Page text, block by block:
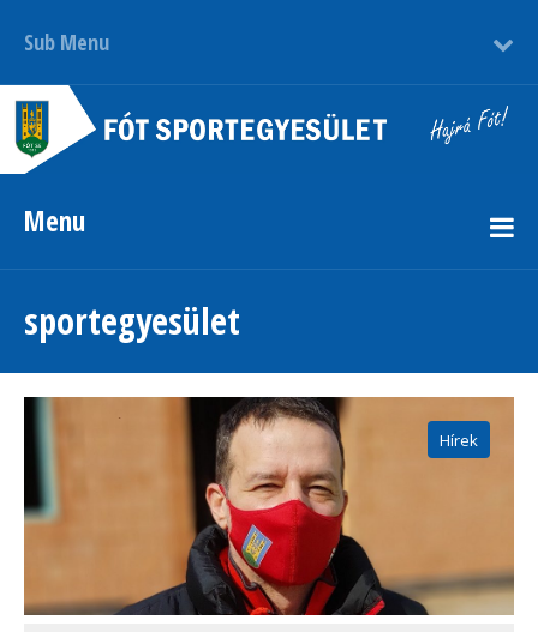
Sub Menu
Menu
sportegyesület
Hírek